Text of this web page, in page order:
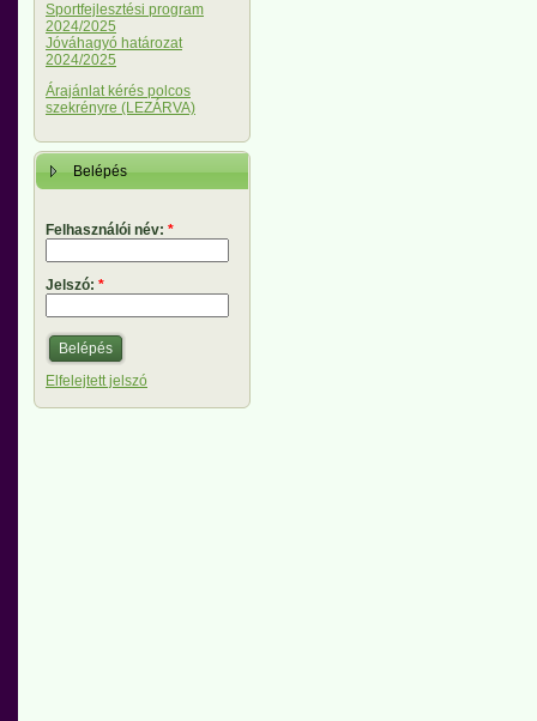
Sportfejlesztési program
2024/2025
Jóváhagyó határozat
2024/2025
Árajánlat kérés polcos
szekrényre (LEZÁRVA)
Belépés
Felhasználói név: *
Jelszó: *
Elfelejtett jelszó